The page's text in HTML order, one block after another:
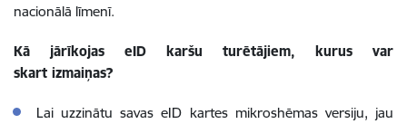
nacionālā līmenī.
Kā jārīkojas eID karšu turētājiem, kurus var
skart izmaiņas?
Lai uzzinātu savas eID kartes mikroshēmas versiju, jau